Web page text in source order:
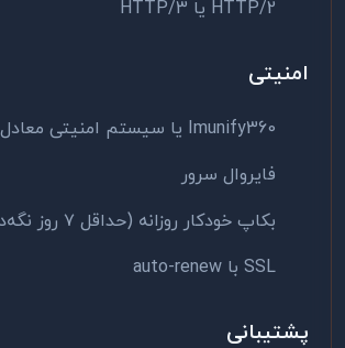
HTTP/2 یا HTTP/3
امنیتی
Imunify360 یا سیستم امنیتی معادل
فایروال سرور
بکاپ خودکار روزانه (حداقل ۷ روز نگه‌داری)
SSL با auto-renew
پشتیبانی